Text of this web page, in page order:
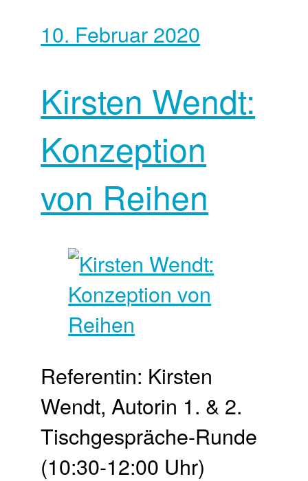
10. Februar 2020
Kirsten Wendt:
Konzeption
von Reihen
Referentin: Kirsten
Wendt, Autorin 1. & 2.
Tischgespräche-Runde
(10:30-12:00 Uhr)